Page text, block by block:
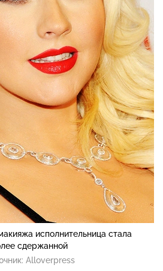
исполнительница стала
сдержанной
Alloverpress